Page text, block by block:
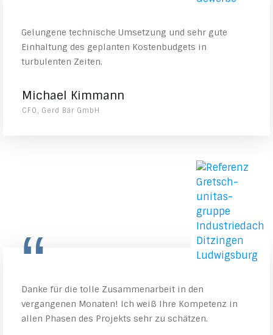
Gelungene technische Umsetzung und sehr gute
Einhaltung des geplanten Kostenbudgets in
turbulenten Zeiten.
Michael Kimmann
CFO, Gerd Bär GmbH
“
Danke für die tolle Zusammenarbeit in den
vergangenen Monaten! Ich weiß Ihre Kompetenz in
allen Phasen des Projekts sehr zu schätzen.